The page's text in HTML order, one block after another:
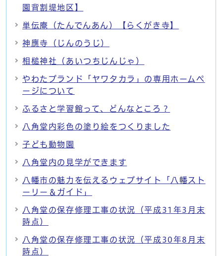
園背割堤地区】
単伝庵（たんでんあん）【らくがき寺】
神應寺（じんのうじ）
相槌神社（あいつちじんじゃ）
やわたブランド「ヤワタカラ」の専用ホームペ
ージについて
ふるさと学習館って、どんなところ？
八角堂内彩色の塗り絵をつくりました
子ども動物園
八角堂内の見学ができます
八幡市の魅力を伝えるウェブサイト「八幡スト
ーリー＆ガイド」
八角堂の保存修理工事の状況（平成31年3月末
時点）
八角堂の保存修理工事の状況（平成30年8月末
時点）